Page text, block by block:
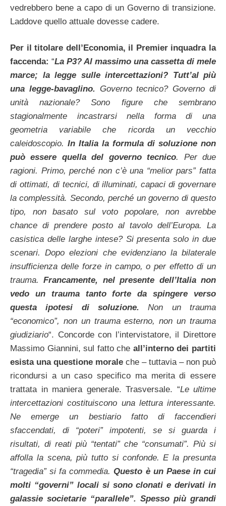
vedrebbero bene a capo di un Governo di transizione.
Laddove quello attuale dovesse cadere.
Per il titolare dell’Economia, il Premier inquadra la
faccenda: “La P3? Al massimo una cassetta di mele
marce; la legge sulle intercettazioni? Tutt’al più
una legge-bavaglino. Governo tecnico? Governo di
unità nazionale? Sono figure che sembrano
stagionalmente incastrarsi nella forma di una
geometria variabile che ricorda un vecchio
caleidoscopio. In Italia la formula di soluzione non
può essere quella del governo tecnico. Per due
ragioni. Primo, perché non c’è una “melior pars” fatta
di ottimati, di tecnici, di illuminati, capaci di governare
la complessità. Secondo, perché un governo di questo
tipo, non basato sul voto popolare, non avrebbe
chance di prendere posto al tavolo dell’Europa. La
casistica delle larghe intese? Si presenta solo in due
scenari. Dopo elezioni che evidenziano la bilaterale
insufficienza delle forze in campo, o per effetto di un
trauma.Francamente, nel presente dell’Italia non
vedo un trauma tanto forte da spingere verso
questa ipotesi di soluzione.Non un trauma
“economico”, non un trauma esterno, non un trauma
giudiziario“. Concorde con l’intervistatore, il Direttore
Massimo Giannini, sul fatto che all’interno dei partiti
esista una questione morale che – tuttavia – non può
ricondursi a un caso specifico ma merita di essere
trattata in maniera generale. Trasversale. “Le ultime
intercettazioni costituiscono una lettura interessante.
Ne emerge un bestiario fatto di faccendieri
sfaccendati, di “poteri” impotenti, se si guarda i
risultati, di reati più “tentati” che “consumati”. Più si
affolla la scena, più tutto si confonde. E la presunta
“tragedia” si fa commedia. Questo è un Paese in cui
molti “governi” locali si sono clonati e derivati in
galassie societarie “parallele”. Spesso più grandi